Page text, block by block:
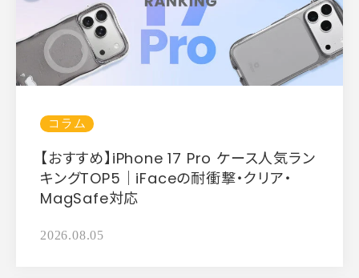
コラム
【おすすめ】iPhone 17 Pro ケース人気ラン
キングTOP5｜iFaceの耐衝撃・クリア・
MagSafe対応
2026.08.05